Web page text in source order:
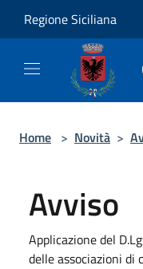
Regione Siciliana
Home > Novità >
Avviso
Applicazione del
delle associazioni di